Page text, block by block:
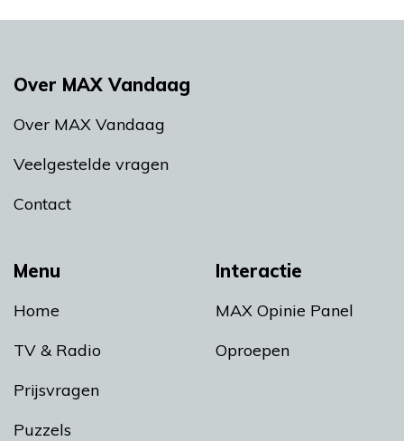
Menu
Home
TV & Radio
Prijsvragen
Puzzels
Interactie
MAX Opinie Panel
Oproepen
Over MAX Vandaag
Over MAX Vandaag
Veelgestelde vragen
Contact